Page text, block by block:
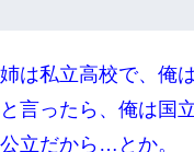
私は家が貧しくて、手に
卒業を控えた年の1月末
私（23）冗談のつもりで
姉は私立高校で、俺
と言ったら、俺は国
公立だから…とか。